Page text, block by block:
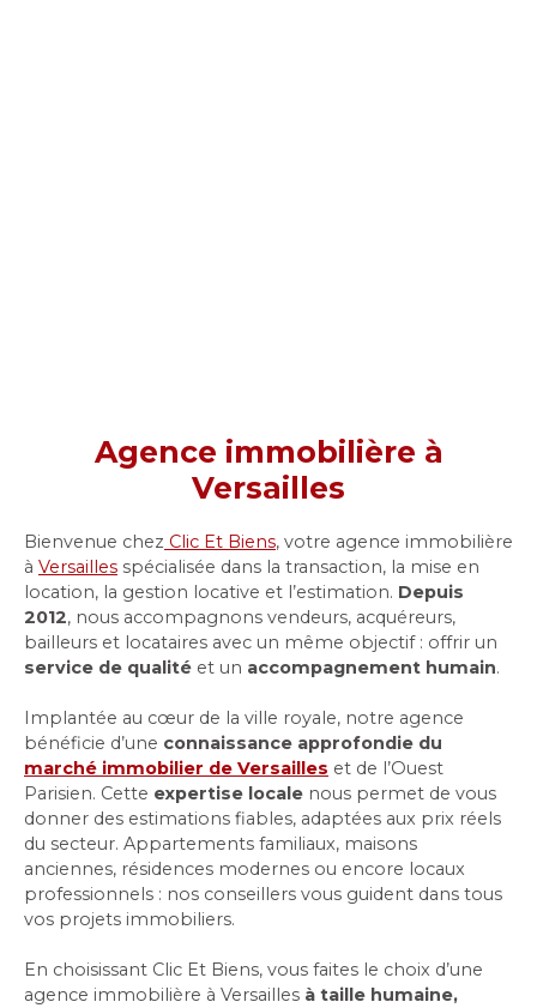
Agence immobilière à
Versailles
Bienvenue chez Clic Et Biens, votre agence immobilière
à Versailles spécialisée dans la transaction, la mise en
location, la gestion locative et l’estimation. Depuis
2012, nous accompagnons vendeurs, acquéreurs,
bailleurs et locataires avec un même objectif : offrir un
service de qualité et un accompagnement humain.
Implantée au cœur de la ville royale, notre agence
bénéficie d’une connaissance approfondie du
marché immobilier de Versailles et de l’Ouest
Parisien. Cette expertise locale nous permet de vous
donner des estimations fiables, adaptées aux prix réels
du secteur. Appartements familiaux, maisons
anciennes, résidences modernes ou encore locaux
professionnels : nos conseillers vous guident dans tous
vos projets immobiliers.
En choisissant Clic Et Biens, vous faites le choix d’une
agence immobilière à Versailles à taille humaine,